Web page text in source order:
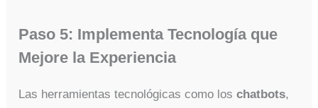
Paso 5: Implementa Tecnología que
Mejore la Experiencia
Las herramientas tecnológicas como loschatbots,